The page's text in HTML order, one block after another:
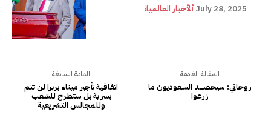
ألأخبار العالمية July 28, 2025
المادة السابقة
اتفاقية تأجير ميناء بربرا لن تتم
بسرية بل ستطرح للشعب
وللمجالس التشريعية
المقالة القادمة
روحاني: سيحصــــــد السعوديون ما
زرعوا